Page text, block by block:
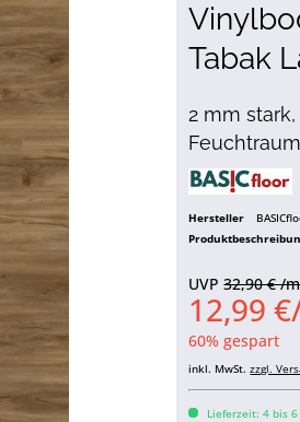
Tabak
2 mm
Hersteller
UVP32,90 € /
12,99
60% gespart
inkl. MwSt.zzgl.
Lieferzeit: 4 bis